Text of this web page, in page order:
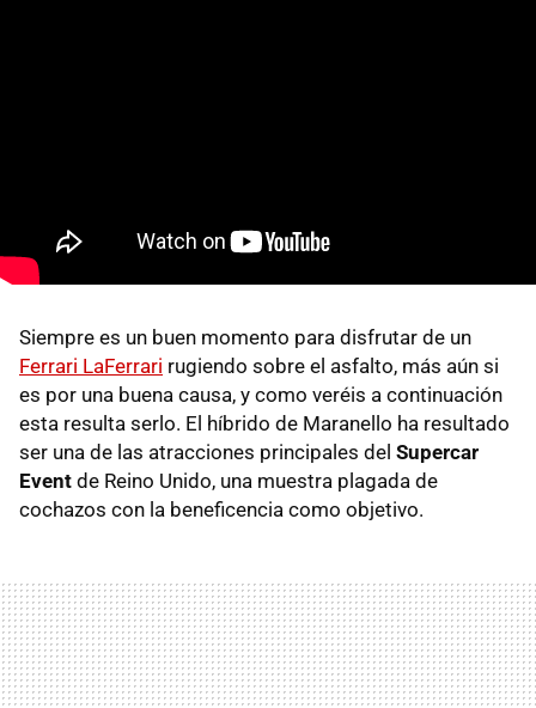
Siempre es un buen momento para disfrutar de un
Ferrari LaFerrari rugiendo sobre el asfalto, más aún si
es por una buena causa, y como veréis a continuación
esta resulta serlo. El híbrido de Maranello ha resultado
ser una de las atracciones principales del Supercar
Event de Reino Unido, una muestra plagada de
cochazos con la beneficencia como objetivo.